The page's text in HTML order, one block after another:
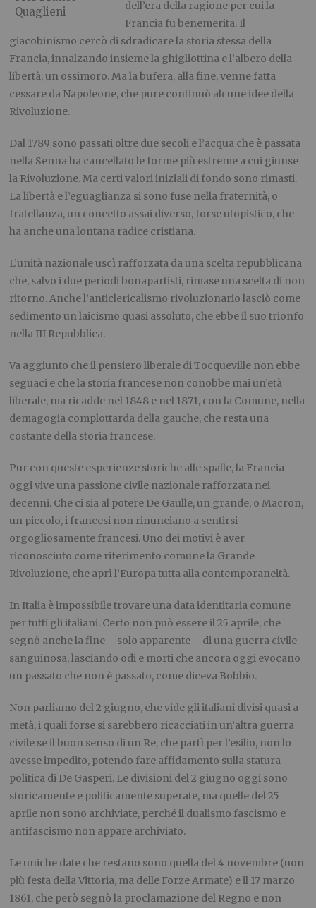
Quaglieni
dell’era della ragione per cui la
Francia fu benemerita. Il
giacobinismo cercò di sdradicare la storia stessa della
Francia, innalzando insieme la ghigliottina e l’albero della
libertà, un ossimoro. Ma la bufera, alla fine, venne fatta
cessare da Napoleone, che pure continuò alcune idee della
Rivoluzione.
Dal 1789 sono passati oltre due secoli e l’acqua che è passata
nella Senna ha cancellato le forme più estreme a cui giunse
la Rivoluzione. Ma certi valori iniziali di fondo sono rimasti.
La libertà e l’eguaglianza si sono fuse nella fraternità, o
fratellanza, un concetto assai diverso, forse utopistico, che
ha anche una lontana radice cristiana.
L’unità nazionale uscì rafforzata da una scelta repubblicana
che, salvo i due periodi bonapartisti, rimase una scelta di non
ritorno. Anche l’anticlericalismo rivoluzionario lasciò come
sedimento un laicismo quasi assoluto, che ebbe il suo trionfo
nella III Repubblica.
Va aggiunto che il pensiero liberale di Tocqueville non ebbe
seguaci e che la storia francese non conobbe mai un’età
liberale, ma ricadde nel 1848 e nel 1871, con la Comune, nella
demagogia complottarda della gauche, che resta una
costante della storia francese.
Pur con queste esperienze storiche alle spalle, la Francia
oggi vive una passione civile nazionale rafforzata nei
decenni. Che ci sia al potere De Gaulle, un grande, o Macron,
un piccolo, i francesi non rinunciano a sentirsi
orgogliosamente francesi. Uno dei motivi è aver
riconosciuto come riferimento comune la Grande
Rivoluzione, che aprì l’Europa tutta alla contemporaneità.
In Italia è impossibile trovare una data identitaria comune
per tutti gli italiani. Certo non può essere il 25 aprile, che
segnò anche la fine – solo apparente – di una guerra civile
sanguinosa, lasciando odi e morti che ancora oggi evocano
un passato che non è passato, come diceva Bobbio.
Non parliamo del 2 giugno, che vide gli italiani divisi quasi a
metà, i quali forse si sarebbero ricacciati in un’altra guerra
civile se il buon senso di un Re, che partì per l’esilio, non lo
avesse impedito, potendo fare affidamento sulla statura
politica di De Gasperi. Le divisioni del 2 giugno oggi sono
storicamente e politicamente superate, ma quelle del 25
aprile non sono archiviate, perché il dualismo fascismo e
antifascismo non appare archiviato.
Le uniche date che restano sono quella del 4 novembre (non
più festa della Vittoria, ma delle Forze Armate) e il 17 marzo
1861, che però segnò la proclamazione del Regno e non